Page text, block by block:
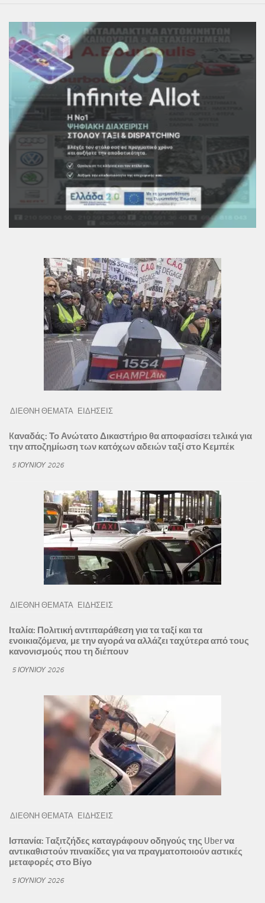
ΔΙΕΘΝΗ ΘΕΜΑΤΑ ΕΙΔΗΣΕΙΣ
Kαναδάς: Το Ανώτατο Δικαστήριο θα αποφασίσει τελικά για
την αποζημίωση των κατόχων αδειών ταξί στο Κεμπέκ
5 ΙΟΥΝΊΟΥ 2026
ΔΙΕΘΝΗ ΘΕΜΑΤΑ ΕΙΔΗΣΕΙΣ
Ιταλία: Πολιτική αντιπαράθεση για τα ταξί και τα
ενοικιαζόμενα, με την αγορά να αλλάζει ταχύτερα από τους
κανονισμούς που τη διέπουν
5 ΙΟΥΝΊΟΥ 2026
ΔΙΕΘΝΗ ΘΕΜΑΤΑ ΕΙΔΗΣΕΙΣ
Ισπανία: Tαξιτζήδες καταγράφουν οδηγούς της Uber να
αντικαθιστούν πινακίδες για να πραγματοποιούν αστικές
μεταφορές στο Βίγο
5 ΙΟΥΝΊΟΥ 2026